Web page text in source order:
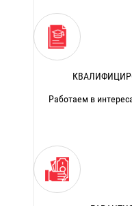
Работаем в